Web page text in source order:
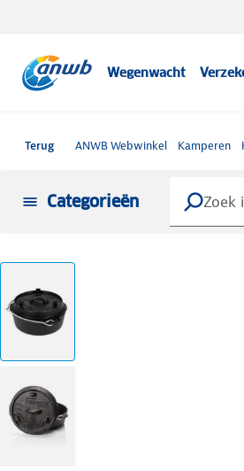
Wegenwacht
Terug ANWB Webwinkel Kamperen
Categorieën